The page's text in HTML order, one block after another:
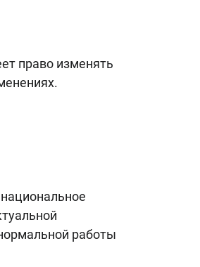
право изменять
работы